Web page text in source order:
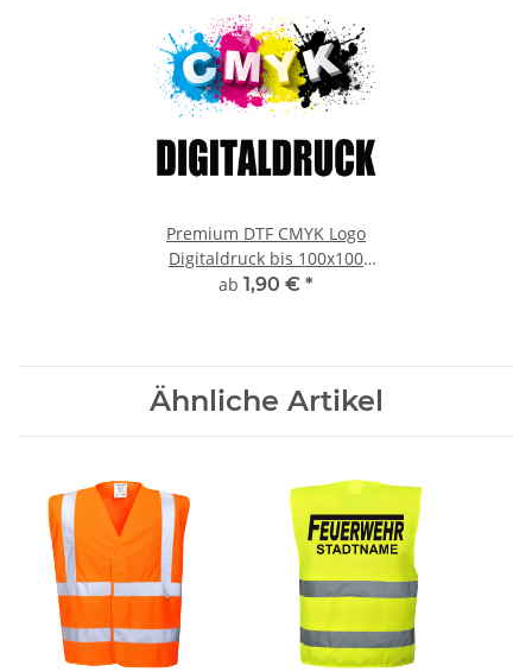
Premium DTF CMYK Logo
Digitaldruck bis 100x100
mm
ab 1,90 € *
Ähnliche Artikel